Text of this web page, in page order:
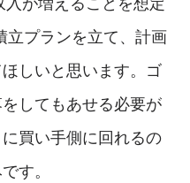
立プランを立て、計画
しいと思います。ゴ
してもあせる必要が
買い手側に回れるの
す。